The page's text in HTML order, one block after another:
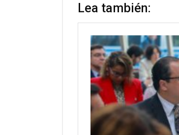
Lea también: